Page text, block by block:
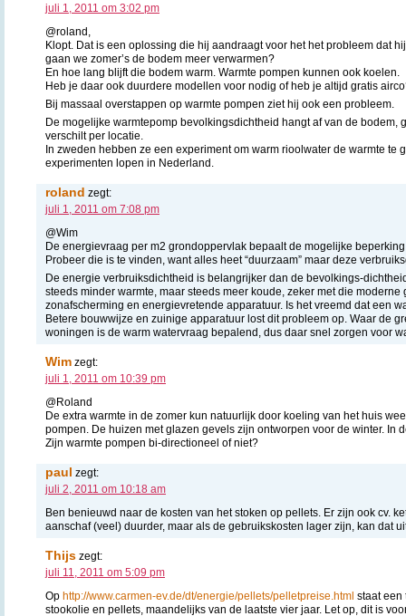
juli 1, 2011 om 3:02 pm
@roland,
Klopt. Dat is een oplossing die hij aandraagt voor het het probleem dat
gaan we zomer’s de bodem meer verwarmen?
En hoe lang blijft die bodem warm. Warmte pompen kunnen ook koelen.
Heb je daar ook duurdere modellen voor nodig of heb je altijd gratis
Bij massaal overstappen op warmte pompen ziet hij ook een probleem.
De mogelijke warmtepomp bevolkingsdichtheid hangt af van de bodem,
verschilt per locatie.
In zweden hebben ze een experiment om warm rioolwater de warmte te
experimenten lopen in Nederland.
roland zegt:
juli 1, 2011 om 7:08 pm
@Wim
De energievraag per m2 grondoppervlak bepaalt de mogelijke
Probeer die is te vinden, want alles heet “duurzaam” maar deze
De energie verbruiksdichtheid is belangrijker dan de bevolkings-
steeds minder warmte, maar steeds meer koude, zeker met die
zonafscherming en energievretende apparatuur. Is het vreemd dat een
Betere bouwwijze en zuinige apparatuur lost dit probleem op. Waar de
woningen is de warm watervraag bepalend, dus daar snel zorgen voor
Wim zegt:
juli 1, 2011 om 10:39 pm
@Roland
De extra warmte in de zomer kun natuurlijk door koeling van het huis
pompen. De huizen met glazen gevels zijn ontworpen voor de winter. In
Zijn warmte pompen bi-directioneel of niet?
paul zegt:
juli 2, 2011 om 10:18 am
Ben benieuwd naar de kosten van het stoken op pellets. Er zijn ook cv.
aanschaf (veel) duurder, maar als de gebruikskosten lager zijn, kan dat
Thijs zegt:
juli 11, 2011 om 5:09 pm
Op http://www.carmen-ev.de/dt/energie/pellets/pelletpreise.html staat een
stookolie en pellets, maandelijks van de laatste vier jaar. Let op, dit is